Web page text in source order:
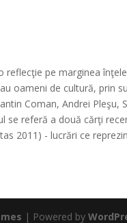
reflecţie pe marginea
oameni de cultură, prin
Coman, Andrei
se referă a două cărţi
2011) - lucrări ce
| Powered by